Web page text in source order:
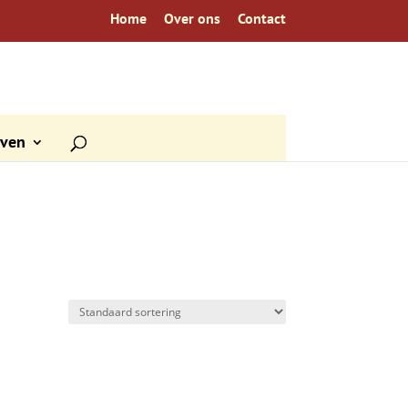
Home Over ons Contact